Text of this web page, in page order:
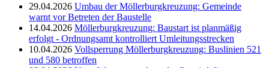
29.04.2026 Umbau der Möllerburgkreuzung: Gemeinde
warnt vor Betreten der Baustelle
14.04.2026 Möllerburgkreuzung: Baustart ist planmäßig
erfolgt - Ordnungsamt kontrolliert Umleitungsstrecken
10.04.2026 Vollsperrung Möllerburgkreuzung: Buslinien 521
und 580 betroffen